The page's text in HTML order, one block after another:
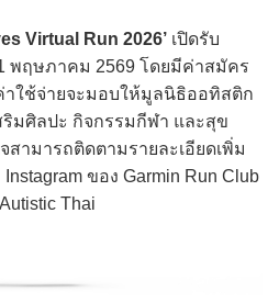
Virtual Run 2026’ เปิดรับ
พฤษภาคม 2569 โดยมีค่าสมัคร
าใช้จ่ายจะมอบให้มูลนิธิออทิสติก
มศิลปะ กิจกรรมกีฬา และสุข
ามารถติดตามรายละเอียดเพิ่ม
ของ Garmin Run Club
Thai